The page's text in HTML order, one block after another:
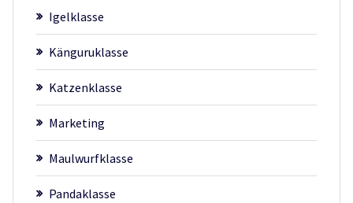
Igelklasse
Känguruklasse
Katzenklasse
Marketing
Maulwurfklasse
Pandaklasse